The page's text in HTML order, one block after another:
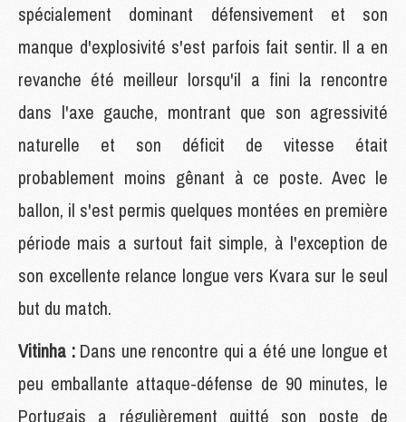
spécialement dominant défensivement et son
manque d'explosivité s'est parfois fait sentir. Il a en
revanche été meilleur lorsqu'il a fini la rencontre
dans l'axe gauche, montrant que son agressivité
naturelle et son déficit de vitesse était
probablement moins gênant à ce poste. Avec le
ballon, il s'est permis quelques montées en première
période mais a surtout fait simple, à l'exception de
son excellente relance longue vers Kvara sur le seul
but du match.
Vitinha : Dans une rencontre qui a été une longue et
peu emballante attaque-défense de 90 minutes, le
Portugais a régulièrement quitté son poste de